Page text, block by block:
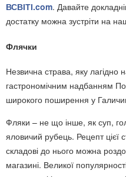
ВСВІТІ.com. Давайте
достатку можна зустріти на
Флячки
Незвична страва, яку лагідно
гастрономічним надбанням
широкого поширення у
Фляки – не що інше, як суп,
яловичий рубець. Рецепт цієї
складові до нього можна
магазині. Великої